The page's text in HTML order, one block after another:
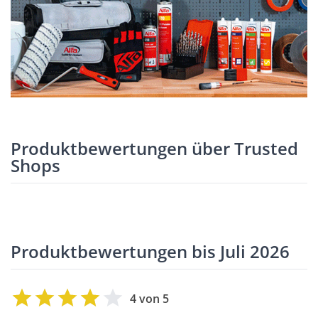
Produktbewertungen über Trusted
Shops
Produktbewertungen bis Juli 2026
4 von 5